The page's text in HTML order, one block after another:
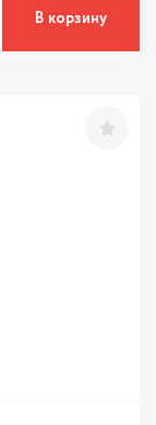
В корзину